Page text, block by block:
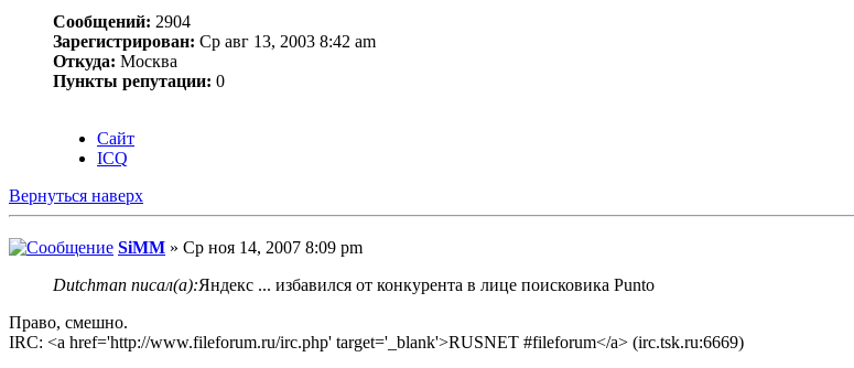
Сообщений: 2904
Зарегистрирован: Ср авг 13, 2003 8:42 am
Откуда: Москва
Пункты репутации: 0
Сайт
ICQ
Вернуться наверх
SiMM » Ср ноя 14, 2007 8:09 pm
Dutchman писал(а):Яндекс ... избавился от конкурента в лице поисковика Punto
Право, смешно.
IRC: <a href='http://www.fileforum.ru/irc.php' target='_blank'>RUSNET #fileforum</a> (irc.tsk.ru:6669)